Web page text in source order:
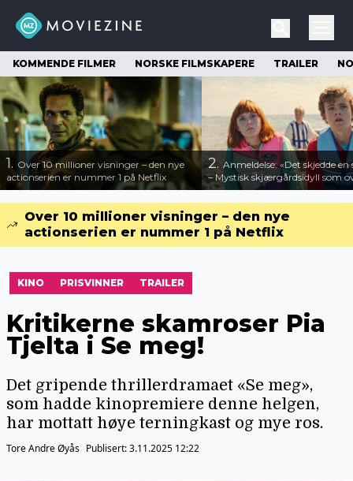
KOMMENDE FILMER NORSKE FILMSKAPERE TRAILER
1. Over 10 millioner visninger – den nye
actionserien er nummer 1 på Netflix
2. Anmeldelse: «Det skjedde
– Mystisk skjærgårdsidyll som
Over 10 millioner visninger – den nye
actionserien er nummer 1 på Netflix
KINO PRISVINNER TRAILER
Kritikerne skamroser Pia
Tjelta i Se meg!
Det gripende thrillerdramaet «Se meg»,
som hadde kinopremiere denne helgen,
har mottatt høye terningkast og mye ros.
Tore Andre Øyås Publisert:3.11.2025 12:22